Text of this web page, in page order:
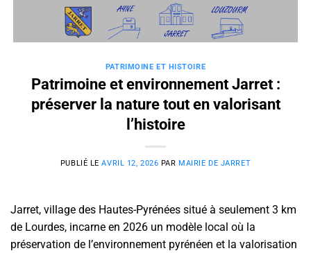
contenu
PATRIMOINE ET HISTOIRE
Patrimoine et environnement Jarret :
préserver la nature tout en valorisant
l’histoire
PUBLIÉ LEAVRIL 12, 2026 PAR MAIRIE DE JARRET
Jarret, village des Hautes-Pyrénées situé à seulement 3 km
de Lourdes, incarne en 2026 un modèle local où la
préservation de l’environnement pyrénéen et la valorisation